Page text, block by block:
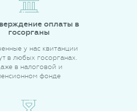
оплаты в
госорганы
у нас квитанции
в любых госорганах.
в налоговой и
фонде